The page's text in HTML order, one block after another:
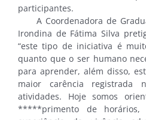
participantes.
A Coordenadora de
Irondina de Fátima Silva
“este tipo de iniciativa é
quanto que o ser humano
para aprender, além disso,
maior carência registrada
atividades. Hoje somos
*****primento de